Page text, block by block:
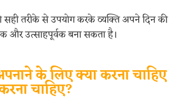
सही तरीके से उपयोग करके व्यक्ति अपने दिन की
और उत्साहपूर्वक बना सकता है।
के लिए क्या करना चाहिए
चाहिए?